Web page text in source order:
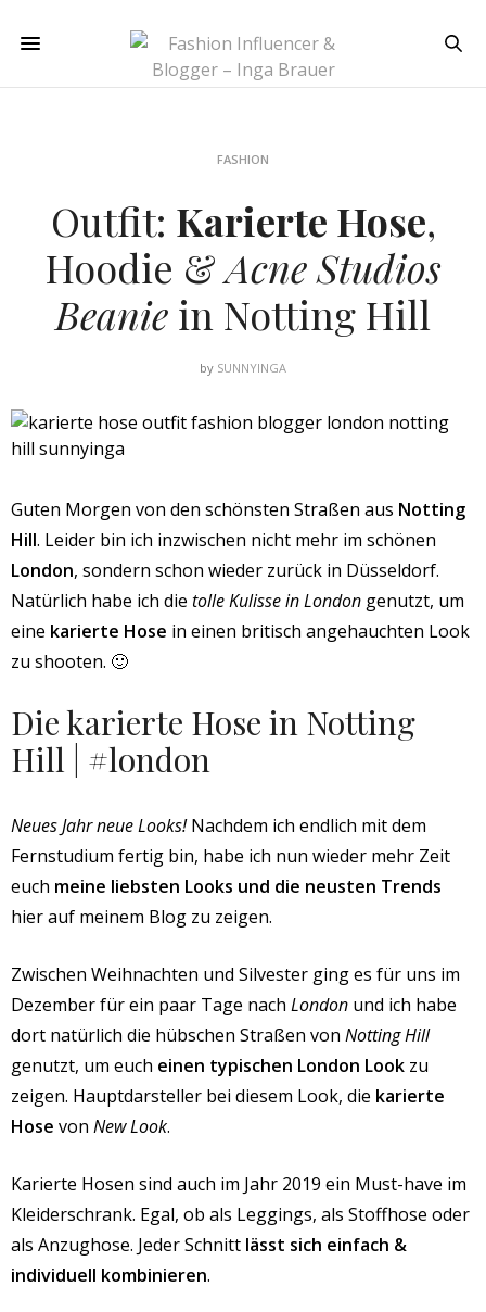
FASHION
Outfit: Karierte Hose,
Hoodie &Acne Studios
Beanie in Notting Hill
by SUNNYINGA
Guten Morgen von den schönsten Straßen aus Notting
Hill. Leider bin ich inzwischen nicht mehr im schönen
London, sondern schon wieder zurück in Düsseldorf.
Natürlich habe ich die tolle Kulisse in London genutzt, um
eine karierte Hose in einen britisch angehauchten Look
zu shooten. 🙂
Die karierte Hose in Notting
Hill | #london
Neues Jahr neue Looks!Nachdem ich endlich mit dem
Fernstudium fertig bin, habe ich nun wieder mehr Zeit
euch meine liebsten Looks und die neusten Trends
hier auf meinem Blog zu zeigen.
Zwischen Weihnachten und Silvester ging es für uns im
Dezember für ein paar Tage nach London und ich habe
dort natürlich die hübschen Straßen von Notting Hill
genutzt, um euch einen typischen London Look zu
zeigen. Hauptdarsteller bei diesem Look, die karierte
Hose von New Look.
Karierte Hosen sind auch im Jahr 2019 ein Must-have im
Kleiderschrank. Egal, ob als Leggings, als Stoffhose oder
als Anzughose. Jeder Schnitt lässt sich einfach &
individuell kombinieren.